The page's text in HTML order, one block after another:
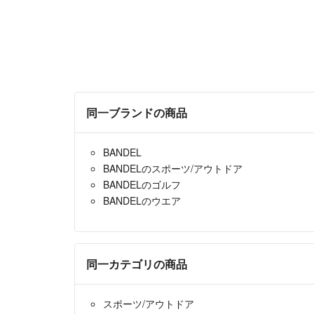
同一ブランドの商品
BANDEL
BANDELのスポーツ/アウトドア
BANDELのゴルフ
BANDELのウエア
同一カテゴリの商品
スポーツ/アウトドア